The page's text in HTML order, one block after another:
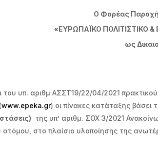
Ο Φορέας
«ΕΥΡΩΠΑΪΚΟ ΠΟΛΙΤΙΣΤΙΚΟ
ως
του υπ. αριθμ ΑΣΣΤ19/22/04/2021
www.epeka.gr) οι πίνακες κατάταξης
της υπ’ αριθμ. ΣΟΧ 3/2021
ατόμου, στο πλαίσιο υλοποίησης της